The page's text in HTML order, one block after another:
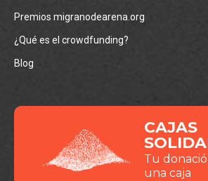
Premios migranodearena.org
¿Qué es el crowdfunding?
Blog
CAJAS
Tu
una caja